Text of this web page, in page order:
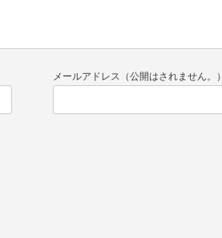
メールアドレス（公開はされません。）